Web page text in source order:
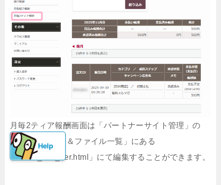
月毎2ティア報酬画面は「パートナーサイト管理」の
「ディレクトリ＆ファイル一覧」にある
「sales_two_tier.html」にて編集することができます。